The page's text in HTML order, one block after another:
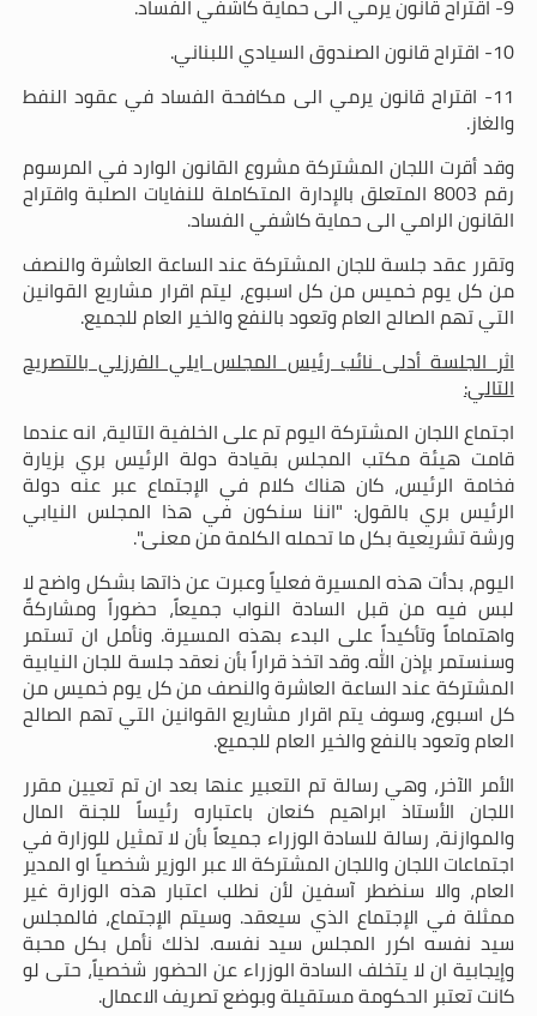
9- اقتراح قانون يرمي الى حماية كاشفي الفساد
.
10- اقتراح قانون الصندوق السيادي اللبناني
.
11- اقتراح قانون يرمي الى مكافحة الفساد في عقود النفط
والغاز.
وقد أقرت اللجان المشتركة مشروع القانون الوارد في المرسوم
رقم 8003 المتعلق بالإدارة المتكاملة للنفايات الصلبة واقتراح
القانون الرامي الى حماية كاشفي الفساد.
وتقرر عقد جلسة للجان المشتركة عند الساعة العاشرة والنصف
من كل يوم خميس من كل اسبوع، ليتم اقرار مشاريع القوانين
التي تهم الصالح العام وتعود بالنفع والخير العام للجميع.
اثر الجلسة أدلى نائب رئيس المجلس ايلي الفرزلي بالتصريح
التالي:
اجتماع اللجان المشتركة اليوم تم على الخلفية التالية، انه عندما
قامت هيئة مكتب المجلس بقيادة دولة الرئيس بري بزيارة
فخامة الرئيس، كان هناك كلام في الإجتماع عبر عنه دولة
الرئيس بري بالقول: "اننا سنكون في هذا المجلس النيابي
ورشة تشريعية بكل ما تحمله الكلمة من معنى".
اليوم، بدأت هذه المسيرة فعلياً وعبرت عن ذاتها بشكل واضح لا
لبس فيه من قبل السادة النواب جميعاً، حضوراً ومشاركةً
واهتماماً وتأكيداً على البدء بهذه المسيرة. ونأمل ان تستمر
وسنستمر بإذن الله. وقد اتخذ قراراً بأن نعقد جلسة للجان النيابية
المشتركة عند الساعة العاشرة والنصف من كل يوم خميس من
كل اسبوع، وسوف يتم اقرار مشاريع القوانين التي تهم الصالح
العام وتعود بالنفع والخير العام للجميع.
الأمر الآخر، وهي رسالة تم التعبير عنها بعد ان تم تعيين مقرر
اللجان الأستاذ ابراهيم كنعان باعتباره رئيساً للجنة المال
والموازنة، رسالة للسادة الوزراء جميعاً بأن لا تمثيل للوزارة في
اجتماعات اللجان واللجان المشتركة الا عبر الوزير شخصياً او المدير
العام، والا سنضطر آسفين لأن نطلب اعتبار هذه الوزارة غير
ممثلة في الإجتماع الذي سيعقد. وسيتم الإجتماع، فالمجلس
سيد نفسه اكرر المجلس سيد نفسه. لذلك نأمل بكل محبة
وإيجابية ان لا يتخلف السادة الوزراء عن الحضور شخصياً، حتى لو
كانت تعتبر الحكومة مستقيلة وبوضع تصريف الاعمال.